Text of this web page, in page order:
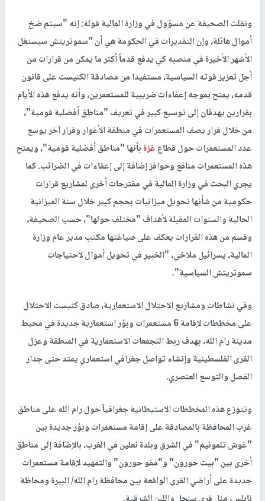
ونقلت الصحيفة عن مسؤول في وزارة المالية قوله: إنه "سيتم ضخ
أموال هائلة، وإن التقديرات في الحكومة هي أن "سموتريتش سيستغل
الأشهر الأخيرة في منصبه كي يدفع قدماً أكثر ما يمكن من قرارات من
أجل تعزيز قوته السياسية، مستفيدا من مصادقة الكنيست على قانون
قدمه، يمنح بموجه إعفاءات ضريبية للمستعمرين، وأنه يدفع هذه الأيام
بقرارين يهدفان إلى توسيع كبير في تعريف "مناطق أفضلية قومية"،
من خلال قرار يصف المستعمرات في منطقة الأغوار وقرار آخر يوسع
عدد المستعمرات حول قطاعغزةبأنها "مناطق أفضلية قومية"، ويمنح
هذه المستعمرات منافع وحوافز إضافة إلى إعفاءات في الضرائب. كما
يجري البحث في وزارة المالية في مقترحات أخرى لمشاريع قرارات
حكومية من شأنها تحويل ميزانيات بحجم كبير خلال سنة الميزانية
الحالية والسنوات المقبلة لأهداف "مختلف حولها"، حسب الصحيفة،
وقسم من هذه القرارات يعكف على صياغتها مكتب مدير عام وزارة
المالية، يسرائيل ملاخي، "الخبير في تحويل أموال لاحتياجات
سموتريتش السياسية".
وفي نشاطات ومشاريع الاحتلال الاستعمارية، صادق كنيست الاحتلال
على مخططات لإقامة 6 مستعمرات وبؤر استعمارية جديدة في محيط
مدينة رام الله، بهدف ربط التجمعات الاستعمارية في المنطقة وعزل
القرى الفلسطينية وإنشاء تواصل جغرافي استعماري يمتد حتى جدار
الفصل والتوسع العنصري.
وتتوزع هذه المخططات الاستيطانية جغرافياً حول رام الله على مناطق
غرب المحافظة بالمصادقة على إقامة مستعمرات وبؤر جديدة بين
"غوش تلمونيم" في الشرق وبلدة نعلين في الغرب، بالإضافة إلى مناطق
أخرى بين "بيت حورون" و"مفو حورون" والتمهيد لإقامة مستعمرات
جديدة على أراضي القرى الواقعة بين محافظة رام الله/ البيرة ومحاظة